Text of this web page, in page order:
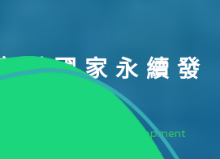
對國家永續發
Sustainable Development